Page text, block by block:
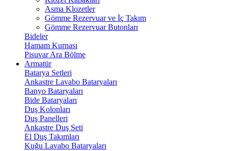
Asma Klozetler
Gömme Rezervuar ve İç Takım
Gömme Rezervuar Butonları
Bideler
Hamam Kurnası
Pisuvar Ara Bölme
Armatür
Batarya Setleri
Ankastre Lavabo Bataryaları
Banyo Bataryaları
Bide Bataryaları
Duş Kolonları
Duş Panelleri
Ankastre Duş Seti
El Duş Takımları
Kuğu Lavabo Bataryaları